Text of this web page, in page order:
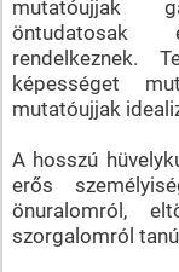
mutatóujjak
öntudatosak
rendelkeznek.
képességet
mutatóujjak
A hosszú
erős
önuralomról,
szorgalomról